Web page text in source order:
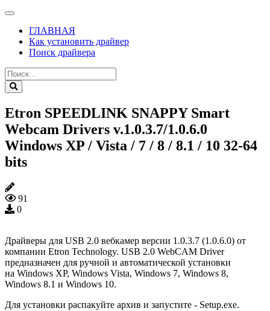
ГЛАВНАЯ
Как установить драйвер
Поиск драйвера
Etron SPEEDLINK SNAPPY Smart
Webcam Drivers v.1.0.3.7/1.0.6.0
Windows XP / Vista / 7 / 8 / 8.1 / 10 32-64
bits
91
0
Драйверы для USB 2.0 вебкамер версии 1.0.3.7 (1.0.6.0) от
компании Etron Technology. USB 2.0 WebCAM Driver
предназначен для ручной и автоматической установки
на Windows XP, Windows Vista, Windows 7, Windows 8,
Windows 8.1 и Windows 10.
Для установки распакуйте архив и запустите - Setup.exe.